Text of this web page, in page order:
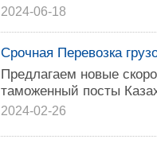
2024-06-18
Срочная Перевозка
Предлагаем новые
таможенный посты
2024-02-26